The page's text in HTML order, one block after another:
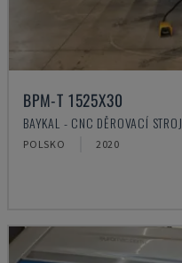
BPM-T 1525X30
BAYKAL - CNC DĚROVACÍ STROJ
POLSKO 2020